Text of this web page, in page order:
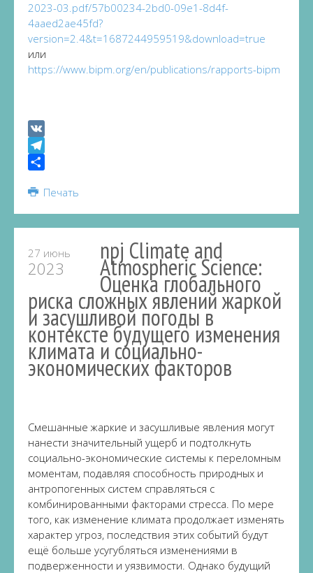
2023-03.pdf/57b00234-2bd0-09e1-8d4f-
4aaed2ae45fd?
version=2.4&t=1687244959519&download=true
или
https://www.bipm.org/en/publications/rapports-bipm
VK
Telegram
Печать
27 июнь
2023
npj Climate and
Atmospheric Science:
Оценка глобального
риска сложных явлений жаркой
и засушливой погоды в
контексте будущего изменения
климата и социально-
экономических факторов
Смешанные жаркие и засушливые явления могут
нанести значительный ущерб и подтолкнуть
социально-экономические системы к переломным
моментам, подавляя способность природных и
антропогенных систем справляться с
комбинированными факторами стресса. По мере
того, как изменение климата продолжает изменять
характер угроз, последствия этих событий будут
ещё больше усугубляться изменениями в
подверженности и уязвимости. Однако будущий